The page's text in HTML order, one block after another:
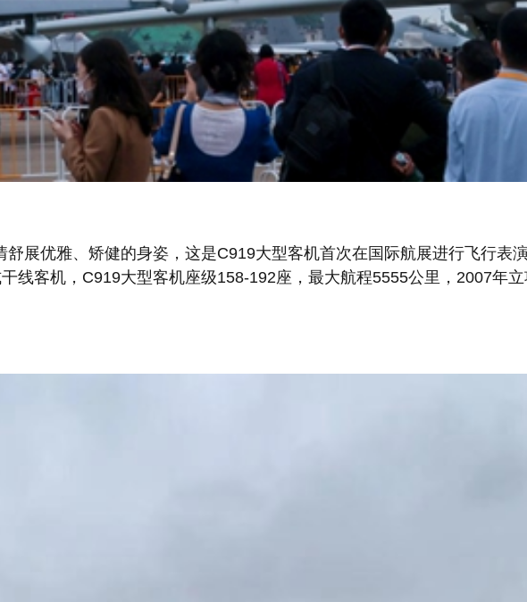
优雅、矫健的身姿，这是C919大型客机首次在国际航展进行飞行表
线客机，C919大型客机座级158-192座，最大航程5555公里，2007年